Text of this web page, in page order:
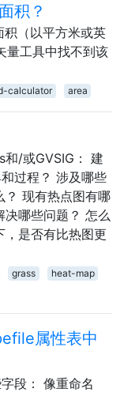
积？
（以平方米或英
量工具中找不到该
calculator area
和/或GVSIG： 建
过程？ 涉及哪些
？ 现有热点图有哪
哪些问题？ 怎么
是否有比热图更
grass
heat-map
属性表中
段： 像重命名